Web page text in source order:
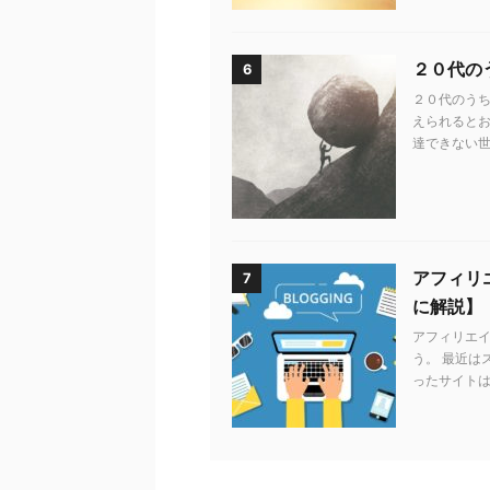
6 ２０代
２０代のう
えられると
達できない
7
アフィリ
に解説】
アフィリエ
う。 最近は
ったサイト